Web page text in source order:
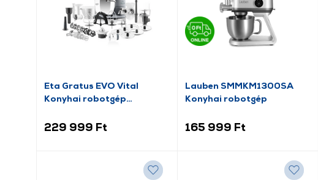
Eta Gratus EVO Vital
Konyhai robotgép
229 999 Ft
Lauben SMMKM1300SA
Konyhai robotgép
165 999 Ft